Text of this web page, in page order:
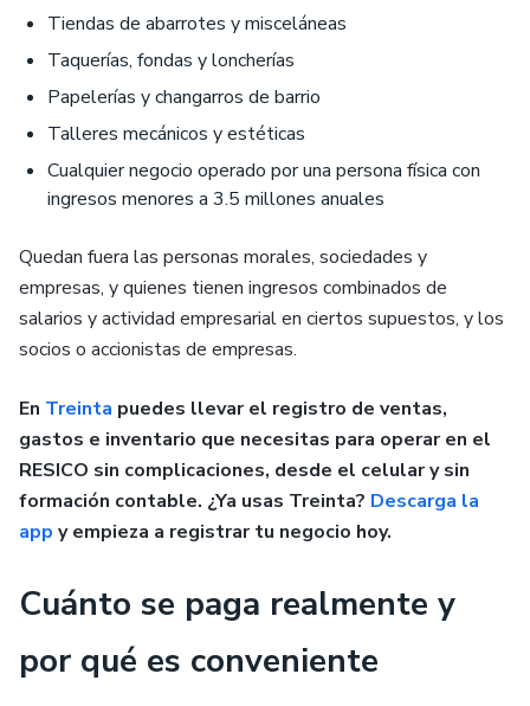
Tiendas de abarrotes y misceláneas
Taquerías, fondas y loncherías
Papelerías y changarros de barrio
Talleres mecánicos y estéticas
Cualquier negocio operado por una persona física con
ingresos menores a 3.5 millones anuales
Quedan fuera las personas morales, sociedades y
empresas, y quienes tienen ingresos combinados de
salarios y actividad empresarial en ciertos supuestos, y los
socios o accionistas de empresas.
En Treinta puedes llevar el registro de ventas,
gastos e inventario que necesitas para operar en el
RESICO sin complicaciones, desde el celular y sin
formación contable. ¿Ya usas Treinta? Descarga la
app y empieza a registrar tu negocio hoy.
Cuánto se paga realmente y
por qué es conveniente